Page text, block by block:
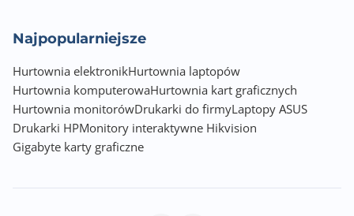
Najpopularniejsze
Hurtownia elektronikHurtownia laptopów
Hurtownia komputerowaHurtownia kart graficznych
Hurtownia monitorówDrukarki do firmyLaptopy ASUS
Drukarki HPMonitory interaktywne Hikvision
Gigabyte karty graficzne